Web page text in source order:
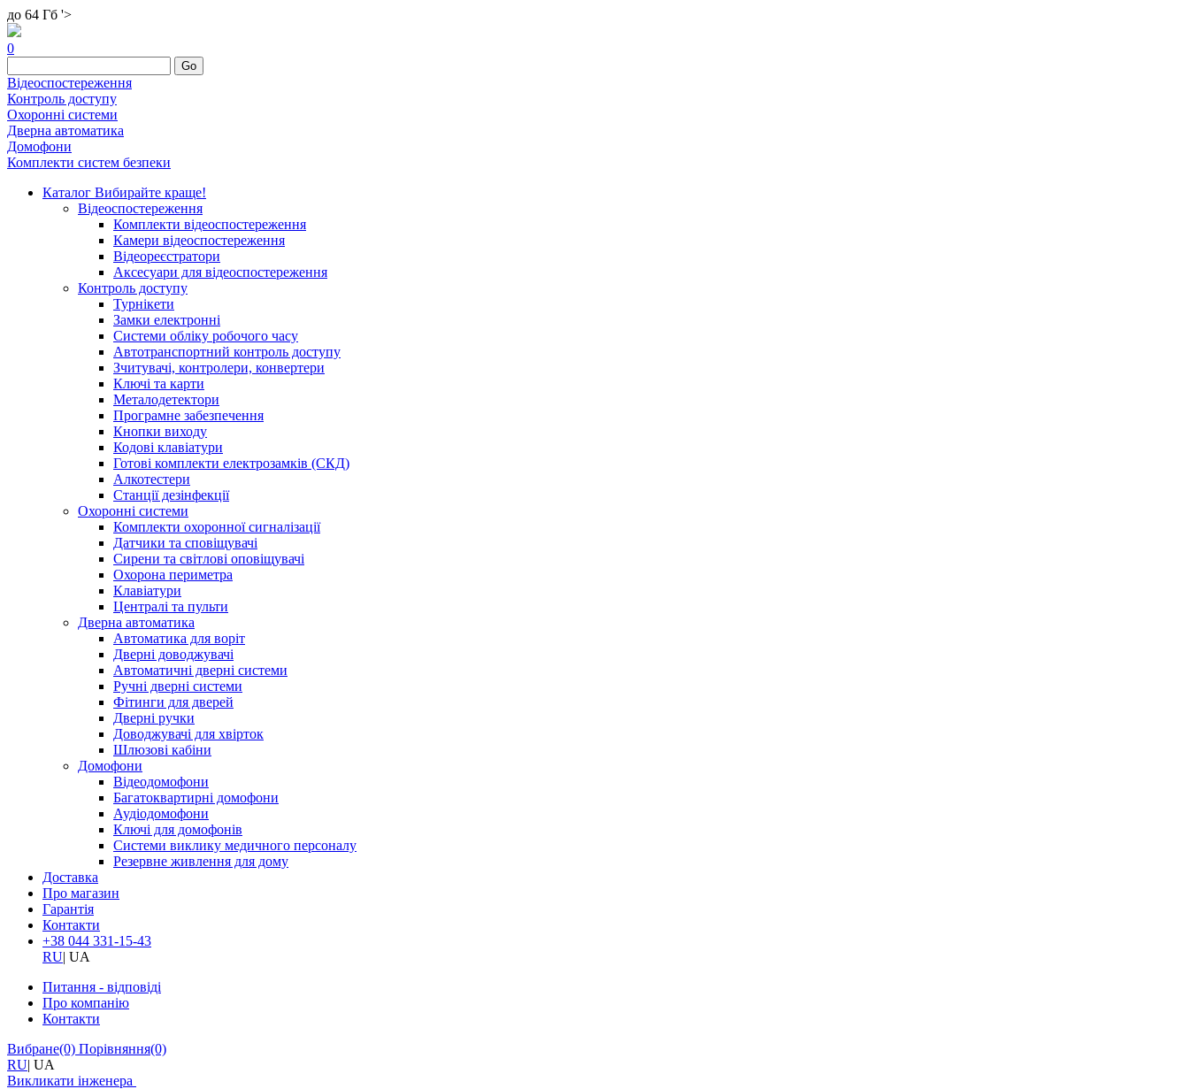
до 64 Гб '>
0
Go
Відеоспостереження
Контроль доступу
Охоронні системи
Дверна автоматика
Домофони
Комплекти систем безпеки
Каталог Вибирайте краще!
Відеоспостереження
Комплекти відеоспостереження
Камери відеоспостереження
Відеореєстратори
Аксесуари для відеоспостереження
Контроль доступу
Турнікети
Замки електронні
Системи обліку робочого часу
Автотранспортний контроль доступу
Зчитувачі, контролери, конвертери
Ключі та карти
Металодетектори
Програмне забезпечення
Кнопки виходу
Кодові клавіатури
Готові комплекти електрозамків (СКД)
Алкотестери
Станції дезінфекції
Охоронні системи
Комплекти охоронної сигналізації
Датчики та сповіщувачі
Сирени та світлові оповіщувачі
Охорона периметра
Клавіатури
Централі та пульти
Дверна автоматика
Автоматика для воріт
Дверні доводжувачі
Автоматичні дверні системи
Ручні дверні системи
Фітинги для дверей
Дверні ручки
Доводжувачі для хвірток
Шлюзові кабіни
Домофони
Відеодомофони
Багатоквартирні домофони
Аудіодомофони
Ключі для домофонів
Системи виклику медичного персоналу
Резервне живлення для дому
Доставка
Про магазин
Гарантія
Контакти
+38 044 331-15-43
RU| UA
Питання - відповіді
Про компанію
Контакти
Вибране(0) Порівняння(0)
RU| UA
Викликати інженера